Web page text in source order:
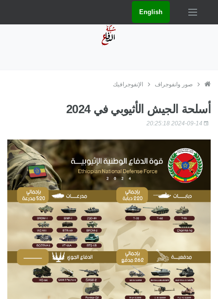
English
صور وانفوجراف الإنفوجرافيك
أسلحة الجيش الأثيوبي في 2024